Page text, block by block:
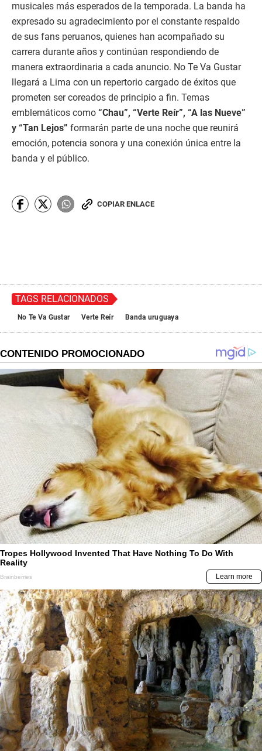
musicales más esperados de la temporada. La banda ha
expresado su agradecimiento por el constante respaldo
de sus fans peruanos, quienes han acompañado su
carrera durante años y continúan respondiendo de
manera extraordinaria a cada anuncio. No Te Va Gustar
llegará a Lima con un repertorio cargado de éxitos que
prometen ser coreados de principio a fin. Temas
emblemáticos como “Chau”, “Verte Reír”, “A las Nueve”
y “Tan Lejos” formarán parte de una noche que reunirá
emoción, potencia sonora y una conexión única entre la
banda y el público.
COPIAR ENLACE
TAGS RELACIONADOS
No Te Va Gustar Verte Reír Banda uruguaya